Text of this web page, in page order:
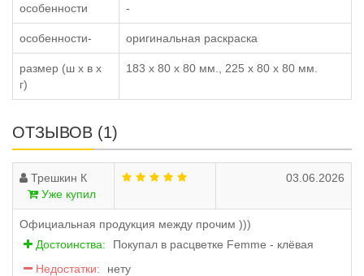
особенности -
особенности- оригинальная раскраска
размер (ш x в x
г)
183 x 80 x 80 мм., 225 x 80 x 80 мм.
ОТЗЫВОВ (1)
Трешкин К
Уже купил
03.06.2026
Официальная продукция между прочим )))
Достоинства:
Покупал в расцветке Femme - клёвая
Недостатки:
нету